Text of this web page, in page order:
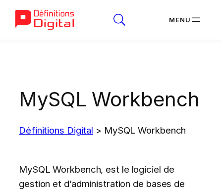
MySQL Workbench
Définitions Digital > MySQL Workbench
MySQL Workbench, est le logiciel de
gestion et d’administration de bases de